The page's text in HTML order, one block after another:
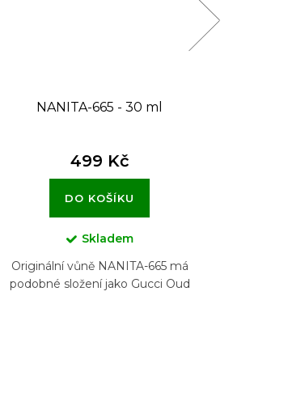
NANITA-665 - 30 ml
499 Kč
DO KOŠÍKU
Skladem
Originální vůně NANITA-665 má
podobné složení jako Gucci Oud